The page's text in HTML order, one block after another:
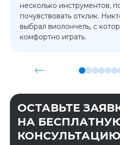
несколько инструментов,
почувствовать отклик.
выбрал виолончель, с
комфортно играть.
ОСТАВЬТЕ
НА
КОНСУЛЬТАЦИЮ